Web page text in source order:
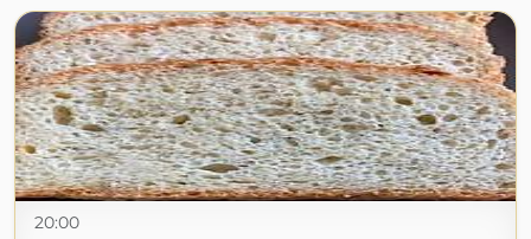
20:00